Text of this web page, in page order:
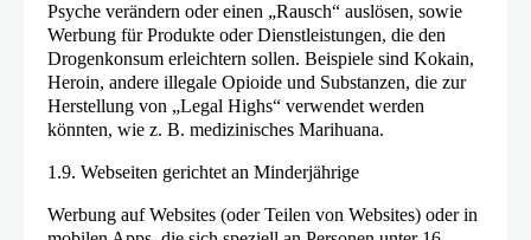
Psyche verändern oder einen „Rausch“ auslösen, sowie
Werbung für Produkte oder Dienstleistungen, die den
Drogenkonsum erleichtern sollen. Beispiele sind Kokain,
Heroin, andere illegale Opioide und Substanzen, die zur
Herstellung von „Legal Highs“ verwendet werden
könnten, wie z. B. medizinisches Marihuana.
1.9. Webseiten gerichtet an Minderjährige
Werbung auf Websites (oder Teilen von Websites) oder in